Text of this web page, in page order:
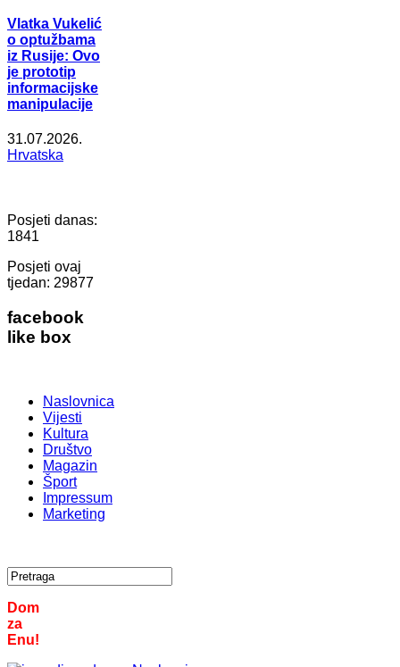
Vlatka Vukelić
o optužbama
iz Rusije: Ovo
je prototip
informacijske
manipulacije
31.07.2026.
Hrvatska
Posjeti danas:
1841
Posjeti ovaj
tjedan: 29877
facebook
like box
Naslovnica
Vijesti
Kultura
Društvo
Magazin
Šport
Impressum
Marketing
Dom
za
Enu!